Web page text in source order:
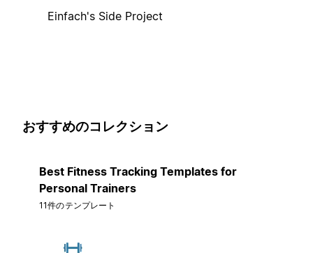
Einfach's Side Project
おすすめのコレクション
Best Fitness Tracking Templates for
Personal Trainers
11件のテンプレート